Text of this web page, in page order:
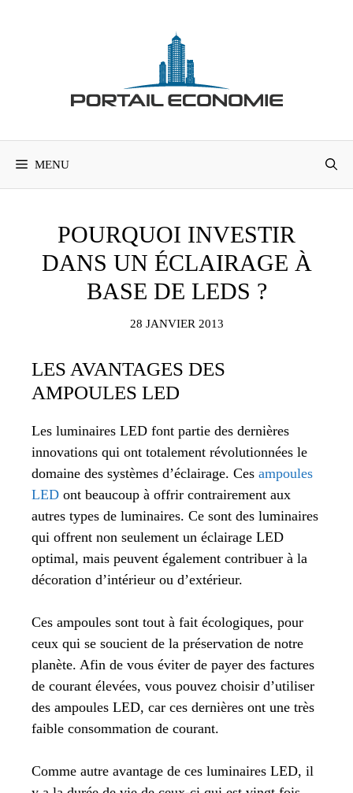
MENU
POURQUOI INVESTIR
DANS UN ÉCLAIRAGE À
BASE DE LEDS ?
28 JANVIER 2013
LES AVANTAGES DES
AMPOULES LED
Les luminaires LED font partie des dernières
innovations qui ont totalement révolutionnées le
domaine des systèmes d’éclairage. Ces ampoules
LED ont beaucoup à offrir contrairement aux
autres types de luminaires. Ce sont des luminaires
qui offrent non seulement un éclairage LED
optimal, mais peuvent également contribuer à la
décoration d’intérieur ou d’extérieur.
Ces ampoules sont tout à fait écologiques, pour
ceux qui se soucient de la préservation de notre
planète. Afin de vous éviter de payer des factures
de courant élevées, vous pouvez choisir d’utiliser
des ampoules LED, car ces dernières ont une très
faible consommation de courant.
Comme autre avantage de ces luminaires LED, il